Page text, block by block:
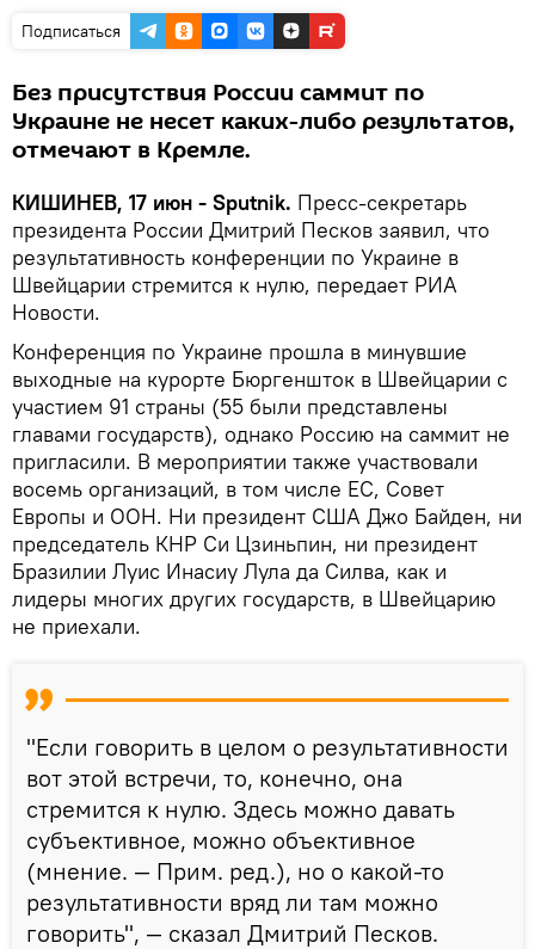
Подписаться
Без присутствия России саммит по
Украине не несет каких-либо результатов,
отмечают в Кремле.
КИШИНЕВ, 17 июн - Sputnik. Пресс-секретарь
президента России Дмитрий Песков заявил, что
результативность конференции по Украине в
Швейцарии стремится к нулю, передает РИА
Новости.
Конференция по Украине прошла в минувшие
выходные на курорте Бюргеншток в Швейцарии с
участием 91 страны (55 были представлены
главами государств), однако Россию на саммит не
пригласили. В мероприятии также участвовали
восемь организаций, в том числе ЕС, Совет
Европы и ООН. Ни президент США Джо Байден, ни
председатель КНР Си Цзиньпин, ни президент
Бразилии Луис Инасиу Лула да Силва, как и
лидеры многих других государств, в Швейцарию
не приехали.
"Если говорить в целом о результативности
вот этой встречи, то, конечно, она
стремится к нулю. Здесь можно давать
субъективное, можно объективное
(мнение. — Прим. ред.), но о какой-то
результативности вряд ли там можно
говорить", — сказал Дмитрий Песков.